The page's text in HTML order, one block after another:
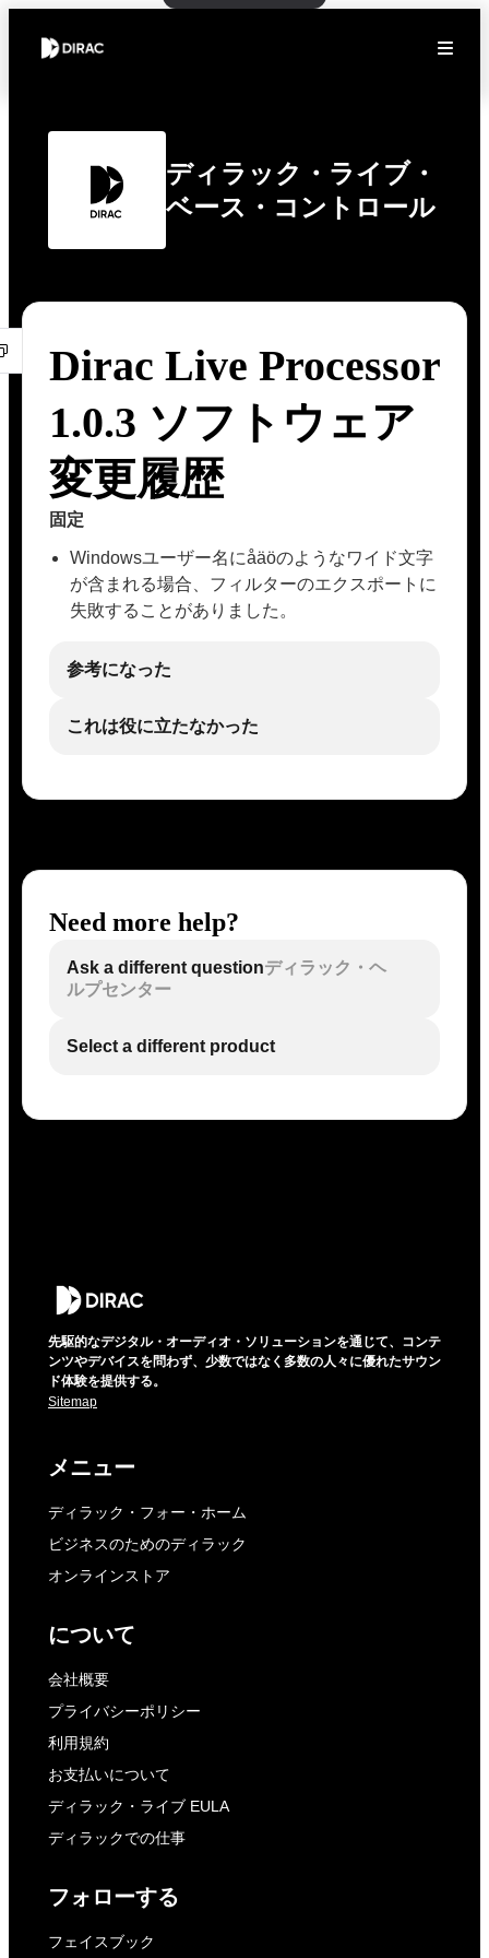
ディラック・ライブ・
ベース・コントロール
Dirac Live Processor
1.0.3 ソフトウェア
変更履歴
固定
Windowsユーザー名にåäöのようなワイド文字
が含まれる場合、フィルターのエクスポートに
失敗することがありました。
参考になった
これは役に立たなかった
Need more help?
Ask a different questionディラック・ヘ
ルプセンター
Select a different product
先駆的なデジタル・オーディオ・ソリューションを通じて、コンテ
ンツやデバイスを問わず、少数ではなく多数の人々に優れたサウン
ド体験を提供する。
Sitemap
メニュー
ディラック・フォー・ホーム
ビジネスのためのディラック
オンラインストア
について
会社概要
プライバシーポリシー
利用規約
お支払いについて
ディラック・ライブ EULA
ディラックでの仕事
フォローする
フェイスブック